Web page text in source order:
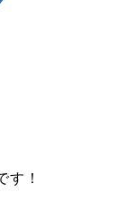
す！